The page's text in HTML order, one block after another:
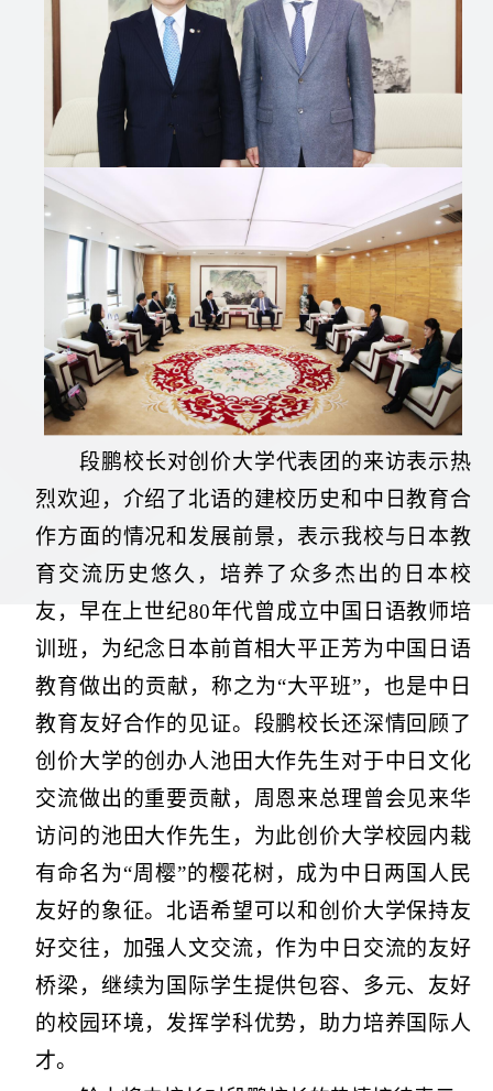
段鹏校长对创价大学代表团的来访表示热
烈欢迎，介绍了北语的建校历史和中日教育合
作方面的情况和发展前景，表示我校与日本教
育交流历史悠久，培养了众多杰出的日本校
友，早在上世纪80年代曾成立中国日语教师培
训班，为纪念日本前首相大平正芳为中国日语
教育做出的贡献，称之为“大平班”，也是中日
教育友好合作的见证。段鹏校长还深情回顾了
创价大学的创办人池田大作先生对于中日文化
交流做出的重要贡献，周恩来总理曾会见来华
访问的池田大作先生，为此创价大学校园内栽
有命名为“周樱”的樱花树，成为中日两国人民
友好的象征。北语希望可以和创价大学保持友
好交往，加强人文交流，作为中日交流的友好
桥梁，继续为国际学生提供包容、多元、友好
的校园环境，发挥学科优势，助力培养国际人
才。